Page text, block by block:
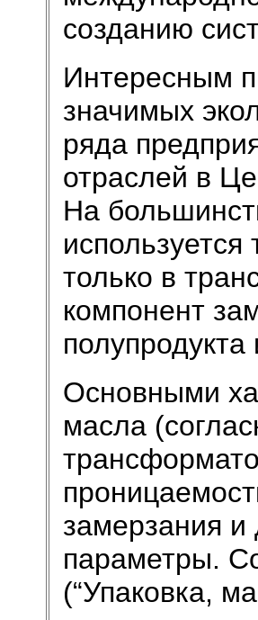
созданию
Интересным
значимых
ряда
отраслей в
На
только в
компонент
Основными
масла
замерзания и
параметры.
(“Упаковка,